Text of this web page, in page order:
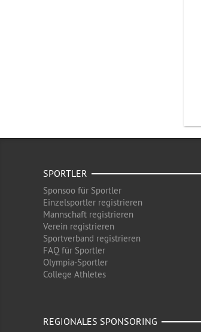
SPORTLER
Sponsoo für Sportler
Einzelsportler registrieren
Mannschaft registrieren
Verein registrieren
Sportverband registrieren
FAQ für Sportler
Olympia-Sportler
College Athletes
REGIONALES SPONSORING